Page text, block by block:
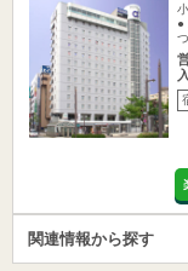
●
関連情報から探す